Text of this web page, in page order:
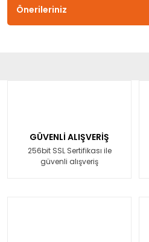
Önerileriniz
GÜVENLİ ALIŞVERİŞ
256bit SSL Sertifikası ile
güvenli alışveriş